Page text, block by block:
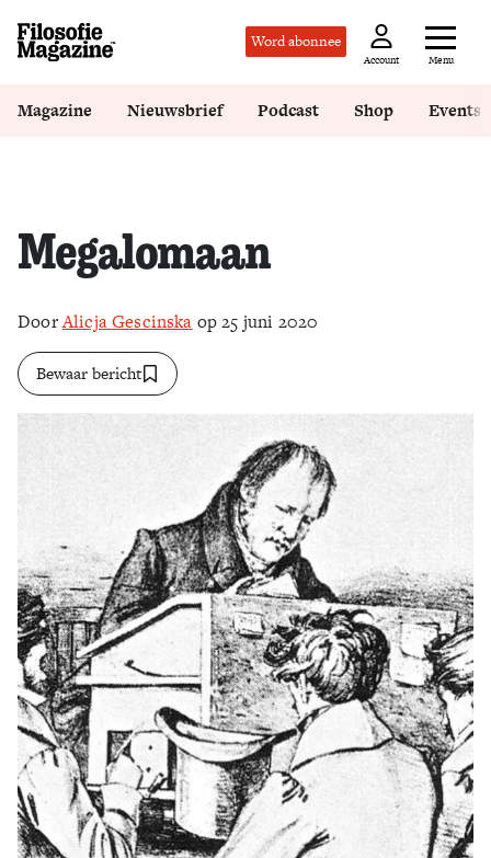
Word abonnee
Account Menu
Magazine Nieuwsbrief Podcast Shop Events
Megalomaan
DoorAlicja Gescinska op 25 juni 2020
Bewaar bericht